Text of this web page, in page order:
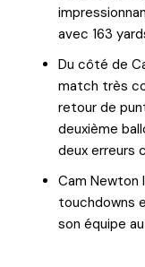
avec 163
Du côté de
match très
retour de
deuxième
deux erreurs
Cam Newton
touchdowns
son équipe